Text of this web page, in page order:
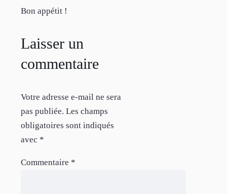
Bon appétit !
Laisser un
commentaire
Votre adresse e-mail ne sera
pas publiée. Les champs
obligatoires sont indiqués
avec *
Commentaire *